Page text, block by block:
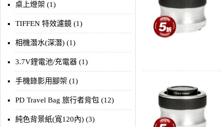
桌上燈架 (1)
TIFFEN 特效濾鏡 (1)
相機潛水(深潛) (1)
3.7V鋰電池/充電器 (1)
手機錄影用腳架 (1)
PD Travel Bag 旅行者背包 (12)
純色背景紙(寬120內) (3)